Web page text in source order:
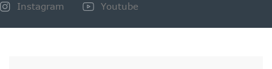
Instagram
Youtube